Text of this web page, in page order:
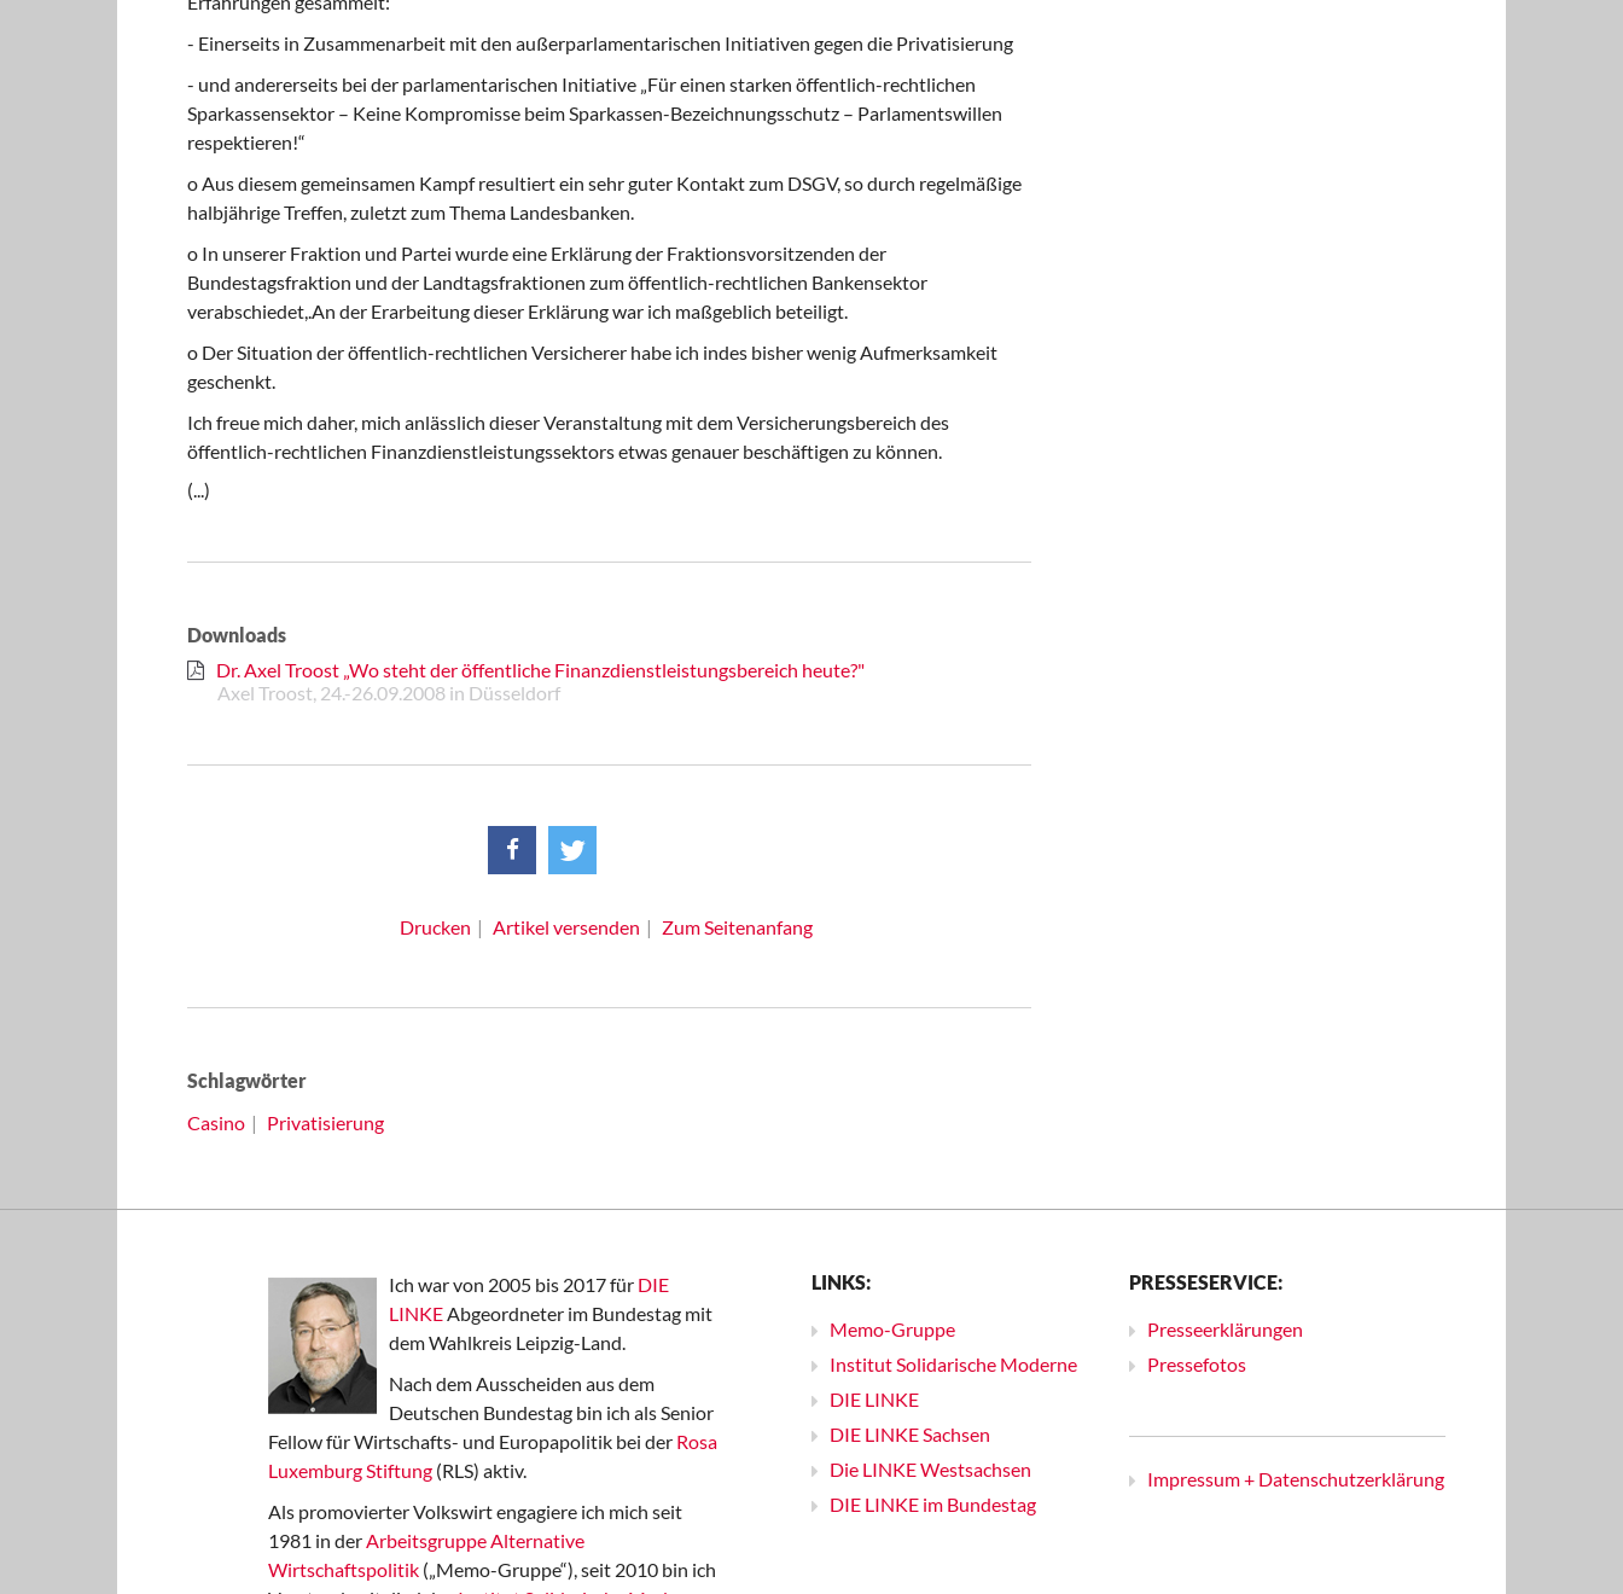
- Einerseits in Zusammenarbeit mit den außerparlamentarischen Ini­tiativen gegen die Privatisierung
- und andererseits bei der parlamentarischen Initiative „Für einen starken öffentlich-rechtlichen
Sparkassensektor – Keine Kompro­misse beim Sparkassen-Bezeichnungsschutz – Parlamentswillen
respektieren!“
o Aus diesem gemeinsamen Kampf resultiert ein sehr guter Kontakt zum DSGV, so durch regelmäßige
halbjährige Treffen, zuletzt zum Thema Landesbanken.
o In unserer Fraktion und Partei wurde eine Erklärung der Fraktionsvorsit­zenden der
Bundestagsfraktion und der Landtagsfraktionen zum öffent­lich-rechtlichen Bankensektor
verabschiedet,.An der Erarbeitung dieser Erklärung war ich maßgeblich beteiligt.
o Der Situation der öffentlich-rechtlichen Versicherer habe ich indes bisher wenig Aufmerksamkeit
geschenkt.
Ich freue mich daher, mich anlässlich dieser Veranstaltung mit dem Versiche­rungsbereich des
öffentlich-rechtlichen Finanzdienstleistungssektors etwas genauer beschäftigen zu können.
(...)
Downloads
Dr. Axel Troost „Wo steht der öffentliche Finanzdienstleistungsbereich heute?"
Axel Troost, 24.-26.09.2008 in Düsseldorf
Drucken Artikel versenden Zum Seitenanfang
Schlagwörter
Casino
Privatisierung
Ich war von 2005 bis 2017 für DIE
LINKEAbgeordneter im Bundestag mit
dem Wahlkreis Leipzig-Land.
Nach dem Ausscheiden aus dem
Deutschen Bundestag bin ich als Senior
Fellow für Wirtschafts- und Europapolitik bei der Rosa
Luxemburg Stiftung (RLS) aktiv.
Als promovierter Volkswirt engagiere ich mich seit
1981 in derArbeitsgruppe Alternative
Wirtschaftspolitik („Memo-Gruppe“), seit 2010 bin ich
LINKS:
Memo-Gruppe
Institut Solidarische Moderne
DIE LINKE
DIE LINKE Sachsen
Die LINKE Westsachsen
DIE LINKE im Bundestag
PRESSESERVICE:
Presseerklärungen
Pressefotos
Impressum + Datenschutzerklärung